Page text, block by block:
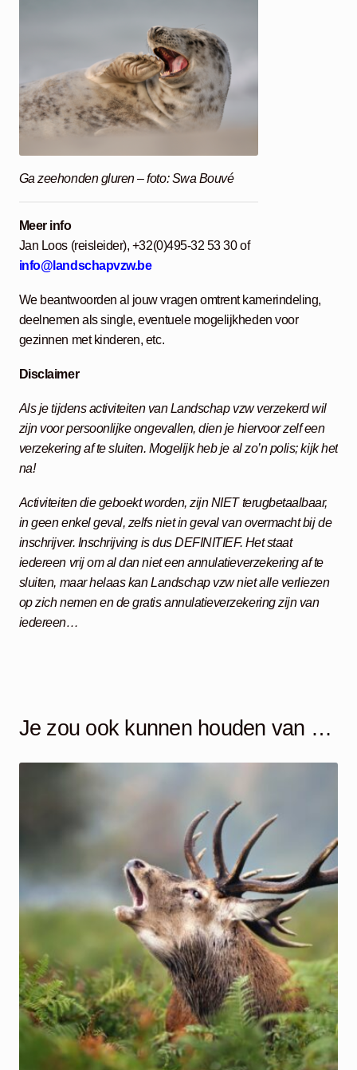
Ga zeehonden gluren – foto: Swa Bouvé
Meer info
Jan Loos (reisleider), +32(0)495-32 53 30 of
info@landschapvzw.be
We beantwoorden al jouw vragen omtrent kamerindeling,
deelnemen als single, eventuele mogelijkheden voor
gezinnen met kinderen, etc.
Disclaimer
Als je tijdens activiteiten van Landschap vzw verzekerd wil
zijn voor persoonlijke ongevallen, dien je hiervoor zelf een
verzekering af te sluiten. Mogelijk heb je al zo’n polis; kijk het
na!
Activiteiten die geboekt worden, zijn NIET terugbetaalbaar,
in geen enkel geval, zelfs niet in geval van overmacht bij de
inschrijver. Inschrijving is dus DEFINITIEF. Het staat
iedereen vrij om al dan niet een annulatieverzekering af te
sluiten, maar helaas kan Landschap vzw niet alle verliezen
op zich nemen en de gratis annulatieverzekering zijn van
iedereen…
Je zou ook kunnen houden van …